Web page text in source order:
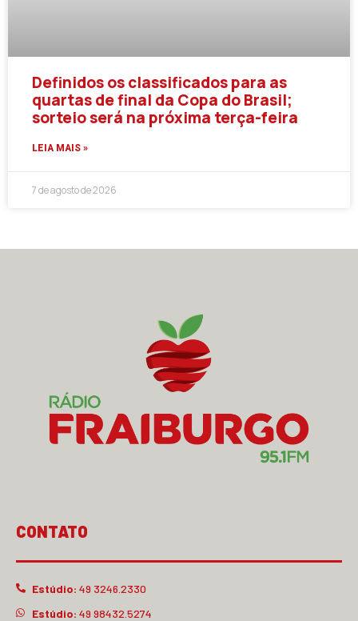
Definidos os classificados para as
quartas de final da Copa do Brasil;
sorteio será na próxima terça-feira
LEIA MAIS »
7 de agosto de 2026
CONTATO
Estúdio: 49 3246.2330
Estúdio: 49 98432.5274